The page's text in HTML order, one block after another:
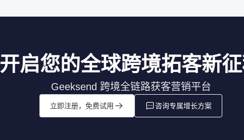
开启您的全球跨境拓客新
Geeksend 跨境全链路获客营销平台
立即注册，免费试用 咨询专属增长方案